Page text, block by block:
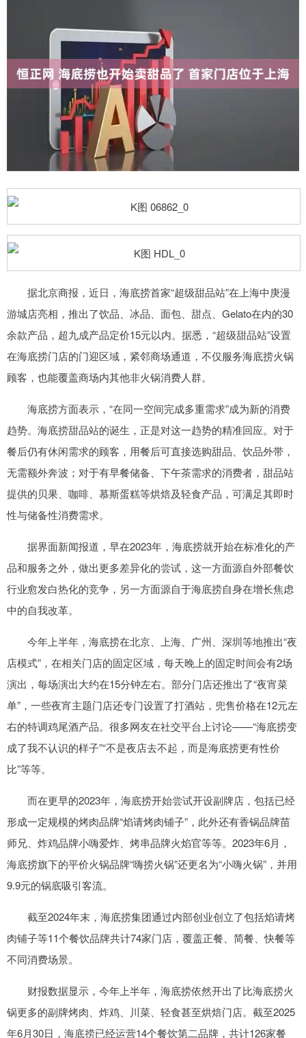
据北京商报，近日，海底捞首家“超级甜品站”在上海中庚漫
游城店亮相，推出了饮品、冰品、面包、甜点、Gelato在内的30
余款产品，超九成产品定价15元以内。据悉，“超级甜品站”设置
在海底捞门店的门迎区域，紧邻商场通道，不仅服务海底捞火锅
顾客，也能覆盖商场内其他非火锅消费人群。
海底捞方面表示，“在同一空间完成多重需求”成为新的消费
趋势。海底捞甜品站的诞生，正是对这一趋势的精准回应。对于
餐后仍有休闲需求的顾客，用餐后可直接选购甜品、饮品外带，
无需额外奔波；对于有早餐储备、下午茶需求的消费者，甜品站
提供的贝果、咖啡、慕斯蛋糕等烘焙及轻食产品，可满足其即时
性与储备性消费需求。
据界面新闻报道，早在2023年，海底捞就开始在标准化的产
品和服务之外，做出更多差异化的尝试，这一方面源自外部餐饮
行业愈发白热化的竞争，另一方面源自于海底捞自身在增长焦虑
中的自我改革。
今年上半年，海底捞在北京、上海、广州、深圳等地推出“夜
店模式”，在相关门店的固定区域，每天晚上的固定时间会有2场
演出，每场演出大约在15分钟左右。部分门店还推出了“夜宵菜
单”，一些夜宵主题门店还专门设置了打酒站，兜售价格在12元左
右的特调鸡尾酒产品。很多网友在社交平台上讨论——“海底捞变
成了我不认识的样子”“不是夜店去不起，而是海底捞更有性价
比”等等。
而在更早的2023年，海底捞开始尝试开设副牌店，包括已经
形成一定规模的烤肉品牌“焰请烤肉铺子”，此外还有香锅品牌苗
师兄、炸鸡品牌小嗨爱炸、烤串品牌火焰官等等。2023年6月，
海底捞旗下的平价火锅品牌“嗨捞火锅”还更名为“小嗨火锅”，并用
9.9元的锅底吸引客流。
截至2024年末，海底捞集团通过内部创业创立了包括焰请烤
肉铺子等11个餐饮品牌共计74家门店，覆盖正餐、简餐、快餐等
不同消费场景。
财报数据显示，今年上半年，海底捞依然开出了比海底捞火
锅更多的副牌烤肉、炸鸡、川菜、轻食甚至烘焙门店。截至2025
年6月30日，海底捞已经运营14个餐饮第二品牌，共计126家餐